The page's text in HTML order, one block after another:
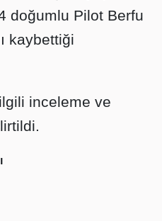
doğumlu Pilot Berfu
kaybettiği
inceleme ve